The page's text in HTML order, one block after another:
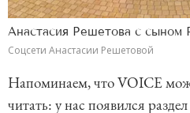
Анастасия Решетова с сыном
Соцсети Анастасии Решетовой
Напоминаем, что VOICE
читать: у нас появился раздел